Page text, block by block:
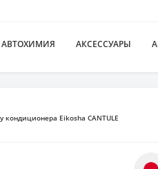
АВТОХИМИЯ АКСЕССУАРЫ
Eikosha CANTULE